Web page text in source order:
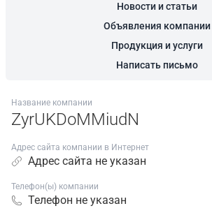
Новости и статьи
Объявления компании
Продукция и услуги
Написать письмо
Название компании
ZyrUKDoMMiudN
Адрес сайта компании в Интернет
Адрес сайта не указан
Телефон(ы) компании
Телефон не указан